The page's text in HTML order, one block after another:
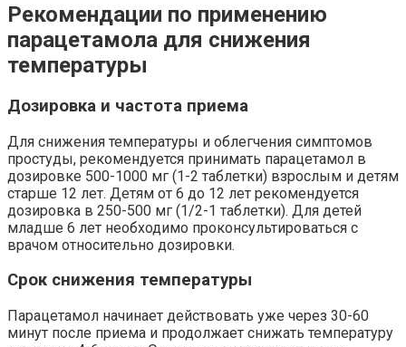
Рекомендации по применению
парацетамола для снижения
температуры
Дозировка и частота приема
Для снижения температуры и облегчения симптомов
простуды, рекомендуется принимать парацетамол в
дозировке 500-1000 мг (1-2 таблетки) взрослым и детям
старше 12 лет. Детям от 6 до 12 лет рекомендуется
дозировка в 250-500 мг (1/2-1 таблетки). Для детей
младше 6 лет необходимо проконсультироваться с
врачом относительно дозировки.
Срок снижения температуры
Парацетамол начинает действовать уже через 30-60
минут после приема и продолжает снижать температуру